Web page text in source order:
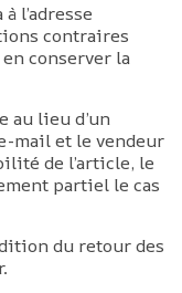
l’adresse
contraires
conserver la
au lieu d’un
mail et le vendeur
de l’article, le
partiel le cas
du retour des